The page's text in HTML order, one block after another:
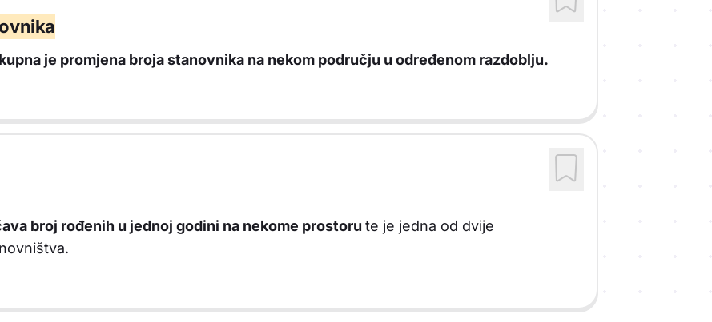
je promjena broja stanovnika na nekom području u određenom razdoblju.
broj rođenih u jednoj godini na nekome prostoru te je jedna od dvije